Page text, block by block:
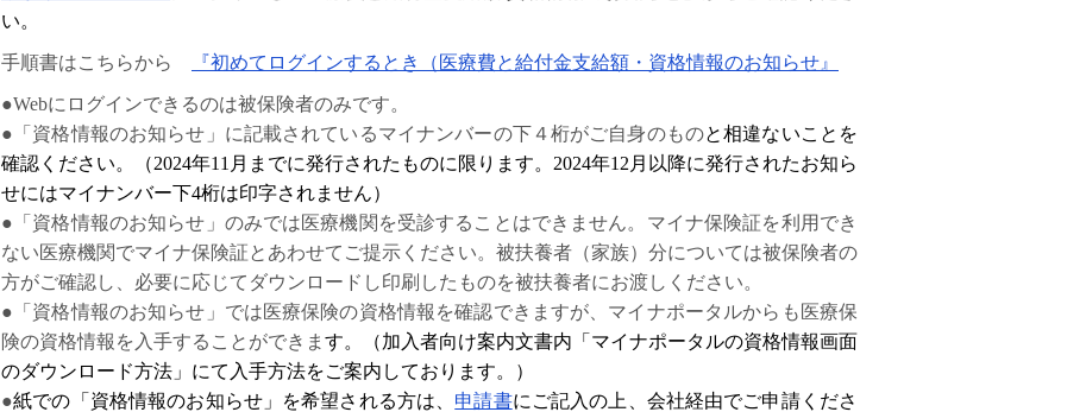
い。
手順書はこちらから 『初めてログインするとき（医療費と給付金支給額・資格情報のお知らせ』
●Webにログインできるのは被保険者のみです。
●「資格情報のお知らせ」に記載されているマイナンバーの下４桁がご自身のものと相違ないことを
確認ください。
（2024年11月までに発行されたものに限ります。2024年12月以降に発行されたお知ら
せにはマイナンバー下4桁は印字されません）
●「資格情報のお知らせ」のみでは医療機関を受診することはできません。マイナ保険証を利用でき
ない医療機関でマイナ保険証とあわせてご提示ください。被扶養者（家族）分については被保険者の
方がご確認し、必要に応じてダウンロードし印刷したものを被扶養者にお渡しください。
●「資格情報のお知らせ」では医療保険の資格情報を確認できますが、マイナポータルからも医療保
険の資格情報を入手することができま す。（加入者向け案内文書内「マイナポータルの資格情報画面
のダウンロード方法」にて入手方法をご案内しております。）
●紙での「資格情報のお知らせ」を希望される方は、 申請書にご記入の上、会社経由でご申請くださ